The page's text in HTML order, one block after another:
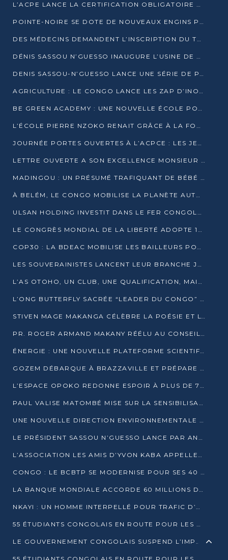
L’ACPE LANCE LA CERTIFICATION OBLIGATOIRE DES CONTRATS DE TRAVAIL DES TRANSPORTEURS
POINTE-NOIRE SE DOTE DE NOUVEAUX ENGINS POUR L’ASSAINISSEMENT ET L’ENTRETIEN ROUTIER
DES MÉDECINS DEMANDENT L’INSCRIPTION DU TRAITEMENT DU PIED-BOT DANS LES CURSUS UNIVERSITAIRES
DÉNIS SASSOU N’GUESSO INAUGURE L’USINE DE VALORISATION DU GAZ ASSOCIÉ
DENIS SASSOU-N’GUESSO LANCE UNE SÉRIE DE PROJETS DANS LE KOUILOU
AGRICULTURE : LE CONGO LANCE LES ZAP D’INONI ET YONO
BE GREEN ACADEMY : UNE NOUVELLE ÉCOLE POUR LES MÉTIERS DE L’ÉCOLOGIE À POINTE-NOIRE
L’ÉCOLE PIERRE NZOKO RENAIT GRÂCE À LA FONDATION MUCODEC
JOURNÉE PORTES OUVERTES À L’ACPCE : LES JEUNES EN IMMERSION DANS L’ENTREPRISE
LETTRE OUVERTE A SON EXCELLENCE MONSIEUR DENIS SASSOU NGUESSO, PRESIDENT DE LAREPUBLIQUE DU CONGO
MADINGOU : UN PRÉSUMÉ TRAFIQUANT DE BÉBÉ CHIMPANZÉ FIXÉ SUR SON SORT LE 20 NOVEMBRE
À BELÉM, LE CONGO MOBILISE LA PLANÈTE AUTOUR DU FONDS BLEU POUR LE BASSIN DU CONGO
ULSAN HOLDING INVESTIT DANS LE FER CONGOLAIS
LE CONGRÈS MONDIAL DE LA LIBERTÉ ADOPTE 14 RÉSOLUTIONS HISTORIQUES
COP30 : LA BDEAC MOBILISE LES BAILLEURS POUR LE FONDS BLEU DU BASSIN DU CONGO
LES SOUVERAINISTES LANCENT LEUR BRANCHE JEUNE À BRAZZAVILLE
L’AS OTOHO, UN CLUB, UNE QUALIFICATION, MAIS ENCORE DES DOUTES
L’ONG BUTTERFLY SACRÉE “LEADER DU CONGO” AU PRIX D’EXCELLENCE 2025
STIVEN MAGE MAKANGA CÉLÈBRE LA POÉSIE ET L’HUMAIN AVEC SON RECUEIL “HECTARE”
PR. ROGER ARMAND MAKANY RÉÉLU AU CONSEIL DE L’AUF
ÉNERGIE : UNE NOUVELLE PLATEFORME SCIENTIFIQUE POUR LA TRANSITION ÉNERGÉTIQUE EN AFRIQUE CENTRALE
GOZEM DÉBARQUE À BRAZZAVILLE ET PRÉPARE SON ARRIVÉE À POINTE-NOIRE
L’ESPACE OPOKO REDONNE ESPOIR À PLUS DE 775 ÉLÈVES AUTOCHTONES DANS LE NORD DU CONGO
PAUL VALISE MATOMBÉ MISE SUR LA SENSIBILISATION POUR ÉRAQUER LE GRAND BANDITISME
UNE NOUVELLE DIRECTION ENVIRONNEMENTALE POUR RENFORCER LA GESTION DES DONNÉES AU CONGO
LE PRÉSIDENT SASSOU N’GUESSO LANCE PAR ANTICIPATION LA 39ÈME JOURNÉE NATIONALE DE L’ARBRE
L’ASSOCIATION LES AMIS D’YVON KABA APPELLENT DENIS SASSOU N’GUESSO À SE PORTER CANDIDAT
CONGO : LE BCBTP SE MODERNISE POUR SES 40 ANS D’EXISTENCE
LA BANQUE MONDIALE ACCORDE 60 MILLIONS DE DOLLARS POUR LA RÉSILIENCE URBAINE AU CONGO
NKAYI : UN HOMME INTERPELLÉ POUR TRAFIC D’UN BÉBÉ CHIMPANZÉ
55 ÉTUDIANTS CONGOLAIS EN ROUTE POUR LES UNIVERSITÉS ALGÉRIENNES
LE GOUVERNEMENT CONGOLAIS SUSPEND L’IMPORTATION DES MACHETTES ET DES MOTOS